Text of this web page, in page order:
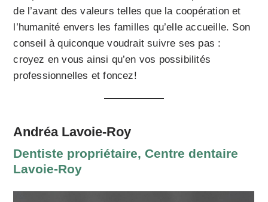
de l’avant des valeurs telles que la coopération et
l’humanité envers les familles qu’elle accueille. Son
conseil à quiconque voudrait suivre ses pas :
croyez en vous ainsi qu’en vos possibilités
professionnelles et foncez!
Andréa Lavoie-Roy
Dentiste propriétaire, Centre dentaire
Lavoie-Roy